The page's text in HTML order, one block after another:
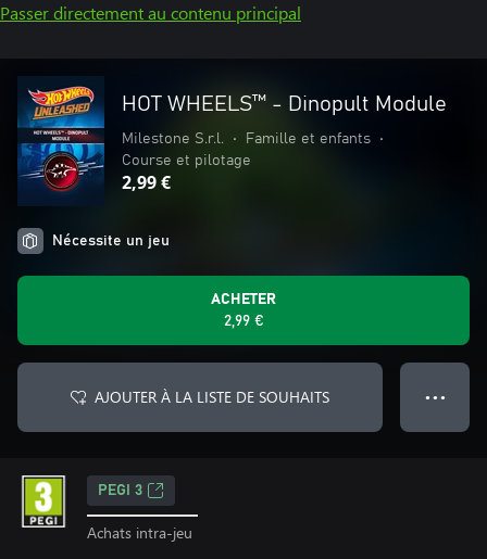
Passer directement au contenu principal
HOT WHEELS™ - Dinopult Module
Milestone S.r.l. • Famille et enfants
•
Course et pilotage
2,99 €
Nécessite un jeu
ACHETER
2,99 €
AJOUTER À LA LISTE DE SOUHAITS ● ● ●
PEGI 3
Achats intra-jeu